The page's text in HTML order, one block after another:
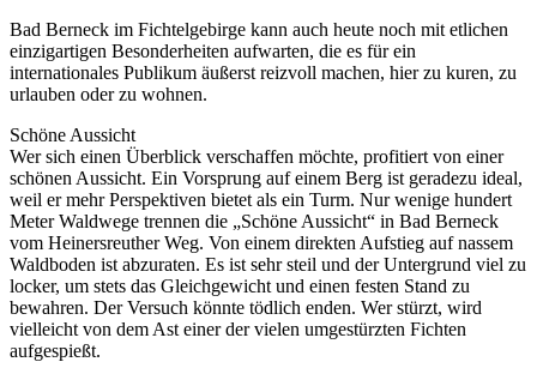
Bad Berneck im Fichtelgebirge kann auch heute noch mit etlichen
einzigartigen Besonderheiten aufwarten, die es für ein
internationales Publikum äußerst reizvoll machen, hier zu kuren, zu
urlauben oder zu wohnen.
Schöne Aussicht
Wer sich einen Überblick verschaffen möchte, profitiert von einer
schönen Aussicht. Ein Vorsprung auf einem Berg ist geradezu ideal,
weil er mehr Perspektiven bietet als ein Turm. Nur wenige hundert
Meter Waldwege trennen die „Schöne Aussicht“ in Bad Berneck
vom Heinersreuther Weg. Von einem direkten Aufstieg auf nassem
Waldboden ist abzuraten. Es ist sehr steil und der Untergrund viel zu
locker, um stets das Gleichgewicht und einen festen Stand zu
bewahren. Der Versuch könnte tödlich enden. Wer stürzt, wird
vielleicht von dem Ast einer der vielen umgestürzten Fichten
aufgespießt.